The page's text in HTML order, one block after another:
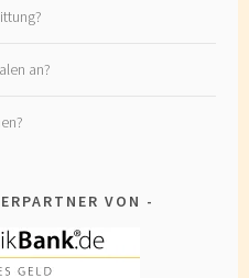
an?
VON